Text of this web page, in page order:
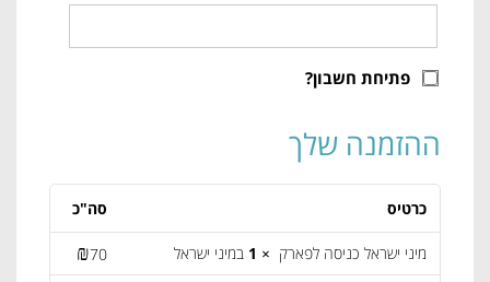
פתיחת חשבון?
ההזמנה שלך
כרטיס סה"כ
מיני ישראל כניסה לפארק × 1 במיני ישראל ₪70